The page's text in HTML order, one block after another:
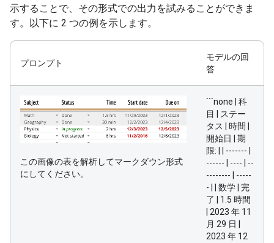
示することで、その形式での出力を試みることができま
す。以下に 2 つの例を示します。
プロンプト
モデルの回
答
この画像の表を解析してマークダウン形式
にしてください。
```none | 科
目 | ステー
タス | 時間 |
開始日 | 期
限: | | ------- |
------ | ---- | --
-------- | -----
- | | 数学 | 完
了 | 1.5 時間
| 2023 年 11
月 29 日 |
2023 年 12